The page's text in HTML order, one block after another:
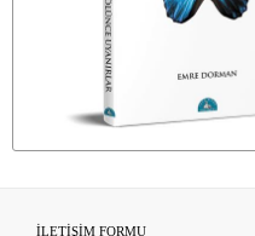
İLETİŞİM FORMU